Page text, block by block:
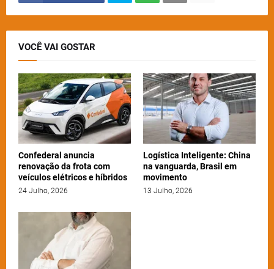
VOCÊ VAI GOSTAR
Confederal anuncia
renovação da frota com
veículos elétricos e híbridos
24 Julho, 2026
Logística Inteligente: China
na vanguarda, Brasil em
movimento
13 Julho, 2026